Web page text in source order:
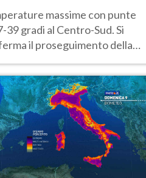
di calore
massime con punte
39 gradi al Centro-Sud. Si
il proseguimento della
di Ferragosto